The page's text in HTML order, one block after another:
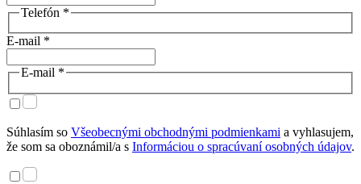
Telefón *
E-mail *
E-mail *
Súhlasím so Všeobecnými obchodnými podmienkami a vyhlasujem,
že som sa oboznámil/a s Informáciou o spracúvaní osobných údajov.